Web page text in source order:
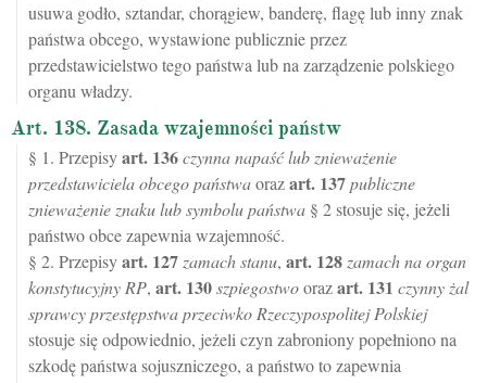
usuwa godło, sztandar, chorągiew, banderę, flagę lub inny znak
państwa obcego, wystawione publicznie przez
przedstawicielstwo tego państwa lub na zarządzenie polskiego
organu władzy.
Art. 138. Zasada wzajemności państw
§ 1. Przepisyart. 136czynna napaść lub znieważenie
przedstawiciela obcego państwaorazart. 137publiczne
znieważenie znaku lub symbolu państwa § 2 stosuje się, jeżeli
państwo obce zapewnia wzajemność.
§ 2. Przepisyart. 127 zamach stanu, art. 128 zamach na organ
konstytucyjny RP, art. 130szpiegostwoorazart. 131 czynny żal
sprawcy przestępstwa przeciwko Rzeczypospolitej Polskiej
stosuje się odpowiednio, jeżeli czyn zabroniony popełniono na
szkodę państwa sojuszniczego, a państwo to zapewnia